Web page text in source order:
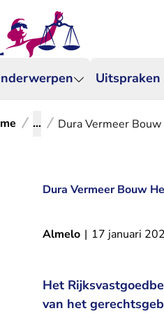
... Dura Vermeer
Dura Vermeer Bouw
Almelo | 17 januari
Het
van het